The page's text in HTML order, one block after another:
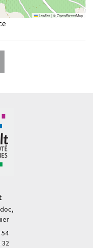
Leaflet|©OpenStreetMap
54
32